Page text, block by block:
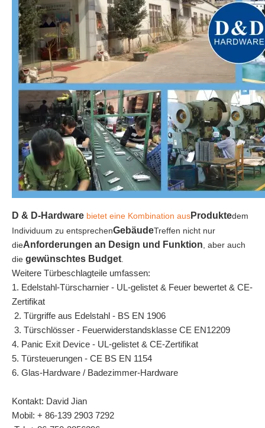
D & D-Hardware bietet eine Kombination ausProduktedem
Individuum zu entsprechenGebäudeTreffen nicht nur
dieAnforderungen an Design und Funktion , aber auch
die gewünschtes Budget
Weitere Türbeschlagteile umfassen:
1. Edelstahl-Türscharnier - UL-gelistet & Feuer bewertet & CE-
Zertifikat
2. Türgriffe aus Edelstahl - BS EN 1906
3. Türschlösser - Feuerwiderstandsklasse CE EN12209
4. Panic Exit Device - UL-gelistet & CE-Zertifikat
5. Türsteuerungen - CE BS EN 1154
6. Glas-Hardware / Badezimmer-Hardware
Kontakt: David Jian
Mobil: + 86-139 2903 7292